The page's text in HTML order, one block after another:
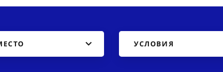
УСЛОВИЯ